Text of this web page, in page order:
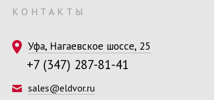
КОНТАКТЫ
Уфа, Нагаевское шоссе, 25
+7 (347) 287-81-41
sales@eldvor.ru